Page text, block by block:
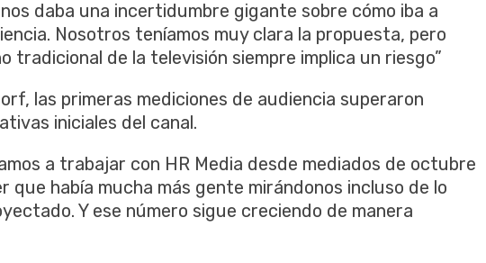
daba una incertidumbre gigante sobre cómo iba a
Nosotros teníamos muy clara la propuesta, pero
tradicional de la televisión siempre implica un riesgo”
las primeras mediciones de audiencia superaron
iniciales del canal.
a trabajar con HR Media desde mediados de octubre
que había mucha más gente mirándonos incluso de lo
Y ese número sigue creciendo de manera